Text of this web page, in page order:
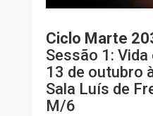
Ciclo Marte
Sessão 1:
13 de outubro
Sala Luís de
M/6